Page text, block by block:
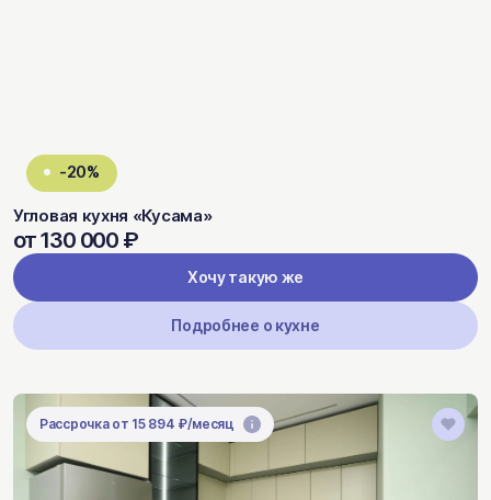
-20%
Угловая кухня «Кусама»
от 130 000 ₽
Хочу такую же
Подробнее о кухне
Рассрочка от 15 894 ₽/месяц